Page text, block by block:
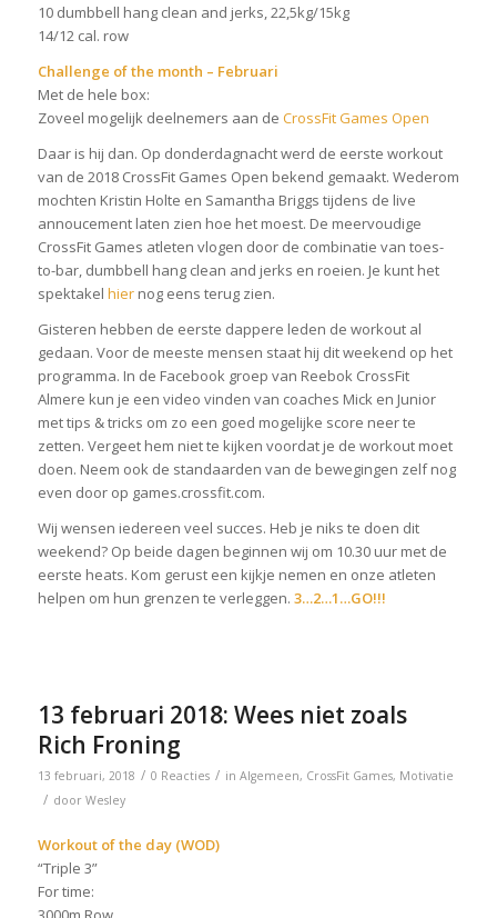
10 dumbbell hang clean and jerks, 22,5kg/15kg
14/12 cal. row
Challenge of the month – Februari
Met de hele box:
Zoveel mogelijk deelnemers aan de CrossFit Games Open
Daar is hij dan. Op donderdagnacht werd de eerste workout
van de 2018 CrossFit Games Open bekend gemaakt. Wederom
mochten Kristin Holte en Samantha Briggs tijdens de live
annoucement laten zien hoe het moest. De meervoudige
CrossFit Games atleten vlogen door de combinatie van toes-
to-bar, dumbbell hang clean and jerks en roeien. Je kunt het
spektakel hiernog eens terug zien.
Gisteren hebben de eerste dappere leden de workout al
gedaan. Voor de meeste mensen staat hij dit weekend op het
programma. In de Facebook groep van Reebok CrossFit
Almere kun je een video vinden van coaches Mick en Junior
met tips & tricks om zo een goed mogelijke score neer te
zetten. Vergeet hem niet te kijken voordat je de workout moet
doen. Neem ook de standaarden van de bewegingen zelf nog
even door op games.crossfit.com.
Wij wensen iedereen veel succes. Heb je niks te doen dit
weekend? Op beide dagen beginnen wij om 10.30 uur met de
eerste heats. Kom gerust een kijkje nemen en onze atleten
helpen om hun grenzen te verleggen. 3…2…1…GO!!!
13 februari 2018: Wees niet zoals
Rich Froning
13 februari, 2018 / 0 Reacties / in Algemeen, CrossFit Games, Motivatie
/ door Wesley
Workout of the day (WOD)
“Triple 3”
For time: